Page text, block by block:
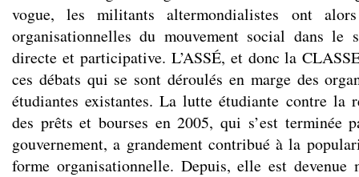
vogue, les militants altermondialistes ont
organisationnelles du mouvement social dans le
directe et participative. L’ASSÉ, et donc la
ces débats qui se sont déroulés en marge des
étudiantes existantes. La lutte étudiante contre la
des prêts et bourses en 2005, qui s’est terminée
gouvernement, a grandement contribué à la
forme organisationnelle. Depuis, elle est